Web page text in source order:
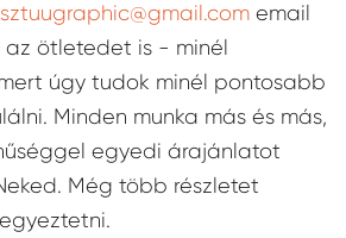
sztuugraphic@gmail.com email
az ötletedet is - minél
úgy tudok minél pontosabb
Minden munka más és más,
egyedi árajánlatot
Még több részletet